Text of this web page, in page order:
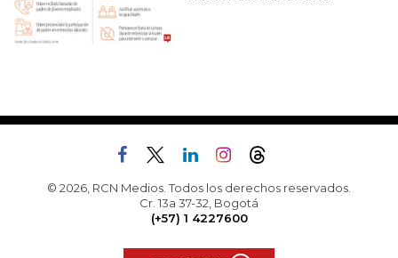
© 2026, RCN Medios. Todos los derechos reservados.
Cr. 13a 37-32, Bogotá
(+57) 1 4227600